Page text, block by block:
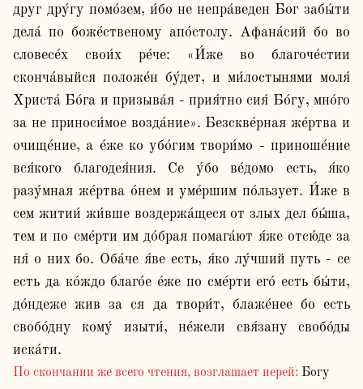
друг дру́гу помо́зем, и́бо не непра́веден Бог забы́ти
дела́ по боже́ственому апо́столу. Афана́сий бо во
словесе́х свои́х ре́че: «И́же во благоче́стии
сконча́выйся положе́н бу́дет, и ми́лостынями моля́
Христа́ Бо́га и призыва́я - прия́тно сия́ Бо́гу, мно́го
за не приноси́мое возда́ние». Безскве́рная же́ртва и
очище́ние, а е́же ко убо́гим твори́мо - приноше́ние
вся́кого благодея́ния. Се у́бо ве́домо есть, я́ко
разу́мная же́ртва о́нем и уме́ршим по́льзует. И́же в
сем житии́ жи́вше воздержа́щеся от злых дел бы́ша,
тем и по сме́рти им до́брая помага́ют я́же отсю́де за
ня́ о них бо. Оба́че я́ве есть, я́ко лу́чший путь - се
есть да ко́ждо благо́е е́же по сме́рти его́ есть бы́ти,
до́ндеже жив за ся да твори́т, блаже́нее бо есть
свобо́дну кому́ изыти́, не́жели свя́зану свобо́ды
По скончании же всего чтения, возглашает иерей: Богу